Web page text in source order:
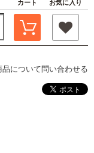
カート お気に入り
品について問い合わせる